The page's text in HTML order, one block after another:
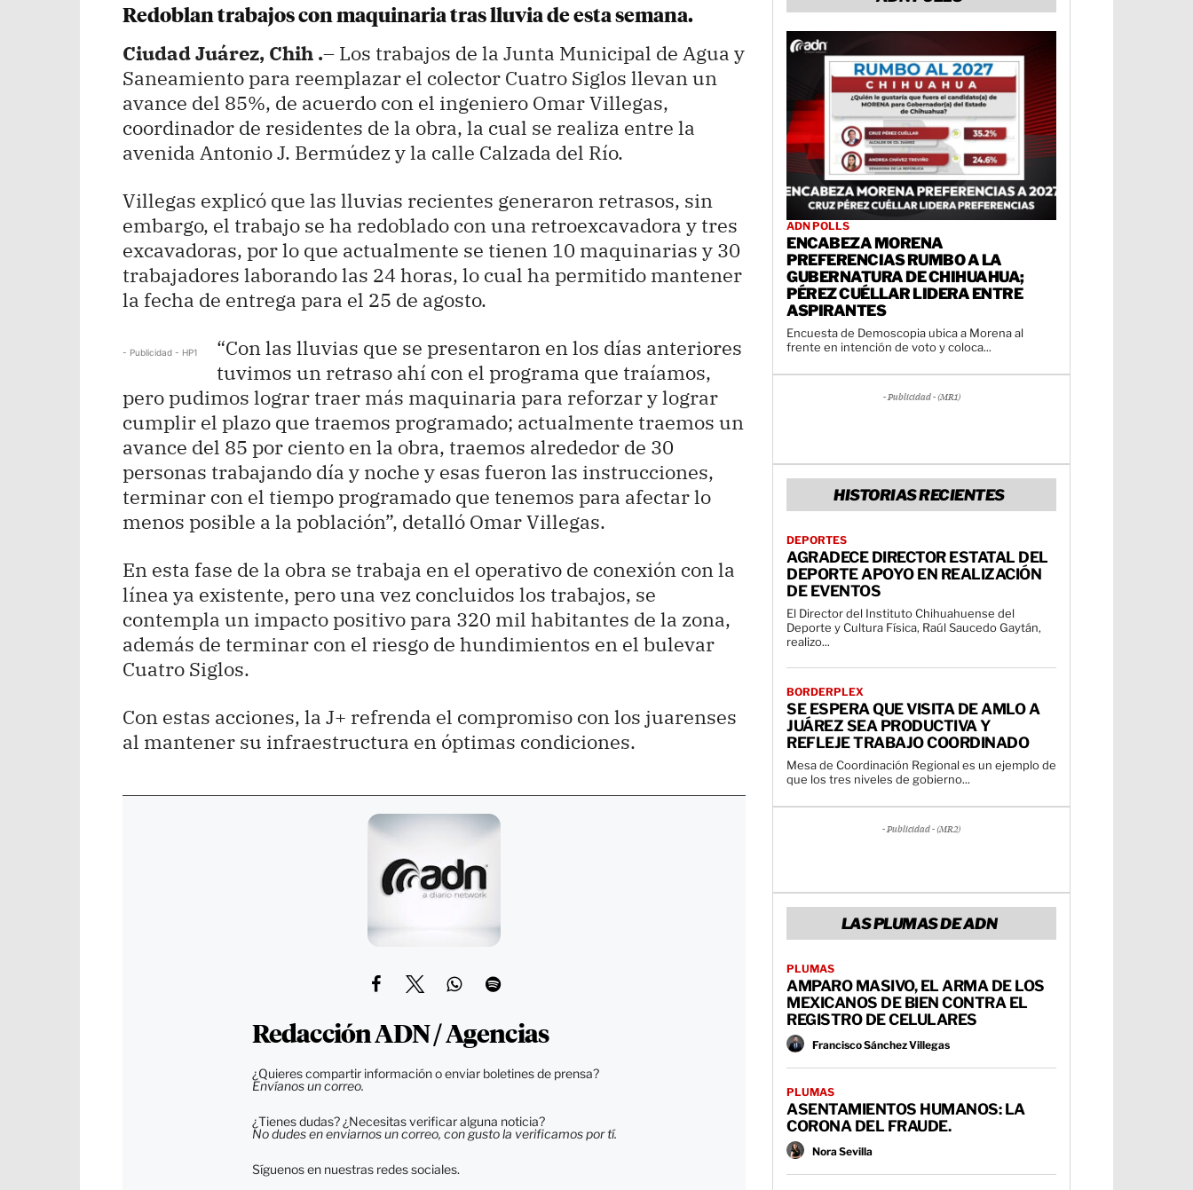
Redoblan trabajos con maquinaria tras lluvia de esta semana.
Ciudad Juárez, Chih .– Los trabajos de la Junta Municipal de Agua y
Saneamiento para reemplazar el colector Cuatro Siglos llevan un
avance del 85%, de acuerdo con el ingeniero Omar Villegas,
coordinador de residentes de la obra, la cual se realiza entre la
avenida Antonio J. Bermúdez y la calle Calzada del Río.
Villegas explicó que las lluvias recientes generaron retrasos, sin
embargo, el trabajo se ha redoblado con una retroexcavadora y tres
excavadoras, por lo que actualmente se tienen 10 maquinarias y 30
trabajadores laborando las 24 horas, lo cual ha permitido mantener
la fecha de entrega para el 25 de agosto.
- Publicidad - HP1
“Con las lluvias que se presentaron en los días anteriores
tuvimos un retraso ahí con el programa que traíamos,
pero pudimos lograr traer más maquinaria para reforzar y lograr
cumplir el plazo que traemos programado; actualmente traemos un
avance del 85 por ciento en la obra, traemos alrededor de 30
personas trabajando día y noche y esas fueron las instrucciones,
terminar con el tiempo programado que tenemos para afectar lo
menos posible a la población”, detalló Omar Villegas.
En esta fase de la obra se trabaja en el operativo de conexión con la
línea ya existente, pero una vez concluidos los trabajos, se
contempla un impacto positivo para 320 mil habitantes de la zona,
además de terminar con el riesgo de hundimientos en el bulevar
Cuatro Siglos.
Con estas acciones, la J+ refrenda el compromiso con los juarenses
al mantener su infraestructura en óptimas condiciones.
Redacción ADN / Agencias
¿Quieres compartir información o enviar boletines de prensa?
Envíanos un correo.
¿Tienes dudas? ¿Necesitas verificar alguna noticia?
No dudes en enviarnos un correo, con gusto la verificamos por tí.
Síguenos en nuestras redes sociales.
ADN POLLS
ENCABEZA MORENA
PREFERENCIAS RUMBO A LA
GUBERNATURA DE CHIHUAHUA;
PÉREZ CUÉLLAR LIDERA ENTRE
ASPIRANTES
Encuesta de Demoscopia ubica a Morena al
frente en intención de voto y coloca...
- Publicidad - (MR1)
HISTORIAS RECIENTES
DEPORTES
AGRADECE DIRECTOR ESTATAL DEL
DEPORTE APOYO EN REALIZACIÓN
DE EVENTOS
El Director del Instituto Chihuahuense del
Deporte y Cultura Física, Raúl Saucedo Gaytán,
realizo...
BORDERPLEX
SE ESPERA QUE VISITA DE AMLO A
JUÁREZ SEA PRODUCTIVA Y
REFLEJE TRABAJO COORDINADO
Mesa de Coordinación Regional es un ejemplo de
que los tres niveles de gobierno...
- Publicidad - (MR2)
LAS PLUMAS DE ADN
PLUMAS
AMPARO MASIVO, EL ARMA DE LOS
MEXICANOS DE BIEN CONTRA EL
REGISTRO DE CELULARES
Francisco Sánchez Villegas
PLUMAS
ASENTAMIENTOS HUMANOS: LA
CORONA DEL FRAUDE.
Nora Sevilla